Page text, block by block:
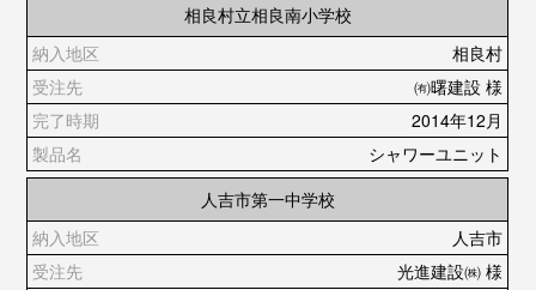
相良村立相良南小学校
相良村
㈲曙建設 様
2014年12月
シャワーユニット
人吉市第一中学校
人吉市
光進建設㈱ 様